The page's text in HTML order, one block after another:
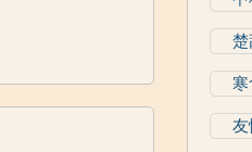
楚
寒
友